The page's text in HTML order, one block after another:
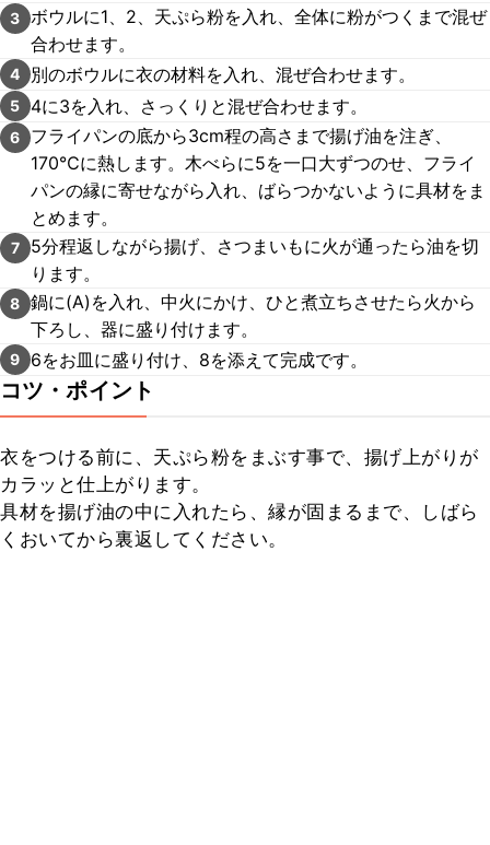
3 ボウルに1、2、天ぷら粉を入れ、全体に粉がつくまで混ぜ
合わせます。
4 別のボウルに衣の材料を入れ、混ぜ合わせます。
5 4に3を入れ、さっくりと混ぜ合わせます。
6
フライパンの底から3cm程の高さまで揚げ油を注ぎ、
170℃に熱します。木べらに5を一口大ずつのせ、フライ
パンの縁に寄せながら入れ、ばらつかないように具材をま
とめます。
7
5分程返しながら揚げ、さつまいもに火が通ったら油を切
ります。
8 鍋に(A)を入れ、中火にかけ、ひと煮立ちさせたら火から
下ろし、器に盛り付けます。
9 6をお皿に盛り付け、8を添えて完成です。
コツ・ポイント
衣をつける前に、天ぷら粉をまぶす事で、揚げ上がりが
カラッと仕上がります。
具材を揚げ油の中に入れたら、縁が固まるまで、しばら
くおいてから裏返してください。